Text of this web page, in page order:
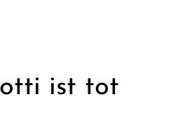
ist tot